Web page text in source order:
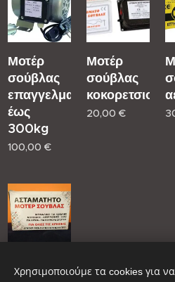
Μοτέρ
σούβλας
επαγγελματικό
έως
300kg
100,00 €
Μοτέρ
σούβλας
κοκορετσιού
20,00 €
Μοτέρ
Χρησιμοποιούμε τα cookies για